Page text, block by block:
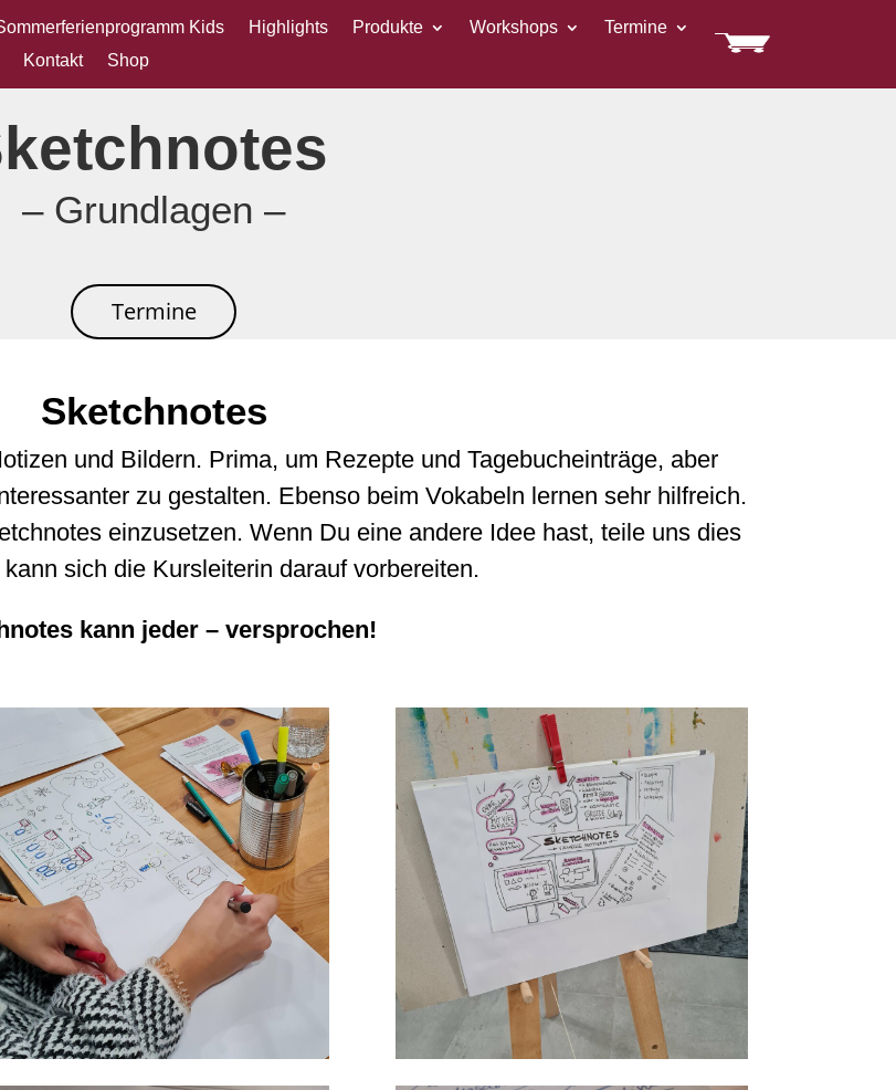
Kids Highlights Produkte Workshops
Termine
Kontakt Shop
– Grundlagen –
Termine
Sketchnotes
und Bildern. Prima, um Rezepte und Tagebucheinträge, aber
zu gestalten. Ebenso beim Vokabeln lernen sehr hilfreich.
einzusetzen. Wenn Du eine andere Idee hast, teile uns dies
sich die Kursleiterin darauf vorbereiten.
kann jeder – versprochen!